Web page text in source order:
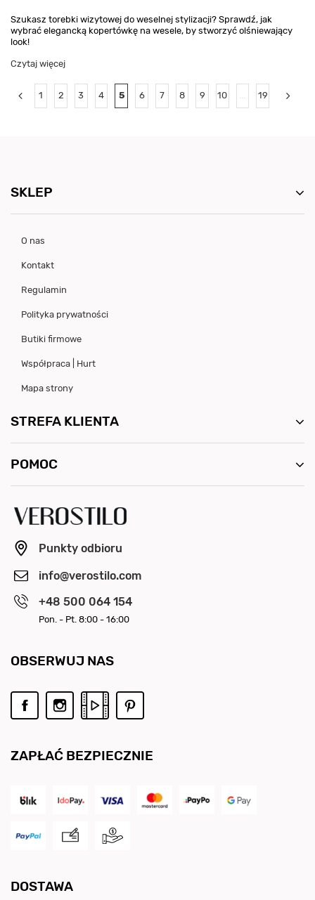
Szukasz torebki wizytowej do weselnej stylizacji? Sprawdź, jak
wybrać elegancką kopertówkę na wesele, by stworzyć olśniewający
look!
Czytaj więcej
1 2 3 4 5 6 7 8 9 10 ... 19
SKLEP
O nas
Kontakt
Regulamin
Polityka prywatności
Butiki firmowe
Współpraca | Hurt
Mapa strony
STREFA KLIENTA
POMOC
Punkty odbioru
info@verostilo.com
+48 500 064 154
Pon. - Pt. 8:00 - 16:00
ZAPŁAĆ BEZPIECZNIE
DOSTAWA
OBSERWUJ NAS